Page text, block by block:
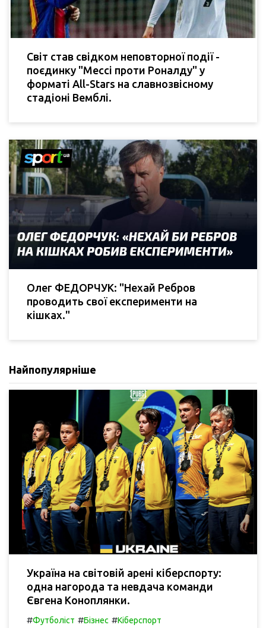
Світ став свідком неповторної події -
поєдинку "Мессі проти Роналду" у
форматі All-Stars на славнозвісному
стадіоні Вемблі.
Олег ФЕДОРЧУК: "Нехай Ребров
проводить свої експерименти на
кішках."
Найпопулярніше
Україна на світовій арені кіберспорту:
одна нагорода та невдача команди
Євгена Коноплянки.
#Футболіст #Бізнес #Кіберспорт